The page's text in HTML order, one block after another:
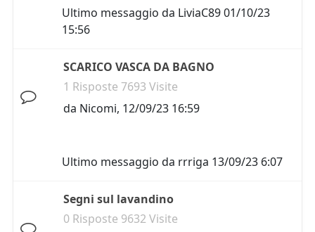
Ultimo messaggio da LiviaC8901/10/23
15:56
SCARICO VASCA DA BAGNO
1 Risposte 7693 Visite
da Nicomi, 12/09/23 16:59
Ultimo messaggio da rrriga 13/09/23 6:07
Segni sul lavandino
0 Risposte 9632 Visite